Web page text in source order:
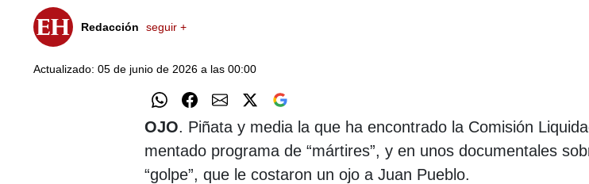
Redacción seguir +
Actualizado: 05 de junio de 2026 a las 00:00
OJO. Piñata y media la que ha encontrado la Comisión
mentado programa de “mártires”, y en unos documentales
“golpe”, que le costaron un ojo a Juan Pueblo.